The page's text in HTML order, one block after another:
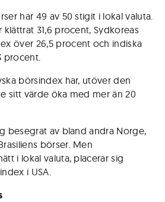
har 49 av 50 stigit i lokal valuta.
klättrat 31,6 procent, Sydkoreas
över 26,5 procent och indiska
procent.
börsindex har, utöver den
sitt värde öka med mer än 20
besegrat av bland andra Norge,
börser. Men
i lokal valuta, placerar sig
i USA.